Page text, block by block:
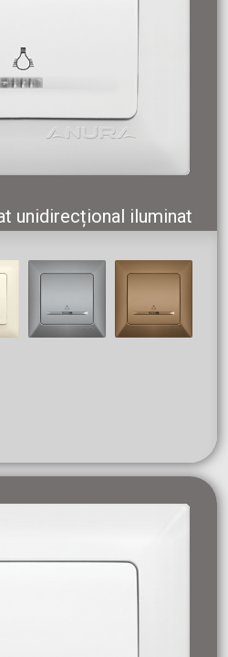
unidirecțional iluminat